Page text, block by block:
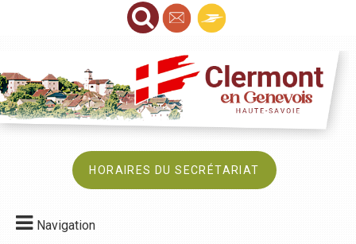
HORAIRES DU SECRÉTARIAT
Navigation